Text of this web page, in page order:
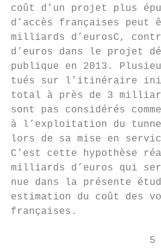
coût d’un projet plus
d’accès françaises
milliards d’eurosC,
d’euros dans le projet
publique en 2013.
tués sur l’itinéraire
total à près de 3
sont pas considérés
à l’exploitation du
lors de sa mise en
C’est cette hypothèse
milliards d’euros qui
nue dans la présente
estimation du coût des
françaises.
5